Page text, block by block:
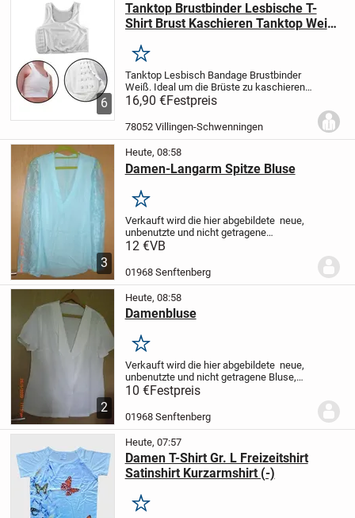
6
Tanktop Brustbinder Lesbische T-
Shirt Brust Kaschieren Tanktop Weiß
Merken
Tanktop Lesbisch Bandage Brustbinder
Weiß. Ideal um die Brüste zu kaschieren
und Flach aussehen zu lassen.
es als Tank Top einzeln tragen oder auch
unter den Klamotten,Kleidern,T-Shirts...
16,90 €Festpreis
78052 Villingen-Schwenningen
3
Heute, 08:58
Damen-Langarm Spitze Bluse
Merken
Verkauft wird die hier abgebildete neue,
unbenutzte und nicht getragene
Damenbluse, welche leider nicht
groß ist. Da es ein Geschenk war und
nicht mehr...
12 €VB
01968 Senftenberg
2
Heute, 08:58
Damenbluse
Merken
Verkauft wird die hier abgebildete neue,
unbenutzte und nicht getragene Bluse,
welche leider nicht verwendet werden
kann, weil diese zu groß ist. .
Beschreibung·100% nagelneu
10 €Festpreis
01968 Senftenberg
Heute, 07:57
Damen T-Shirt Gr. L Freizeitshirt
Satinshirt Kurzarmshirt (-)
Merken